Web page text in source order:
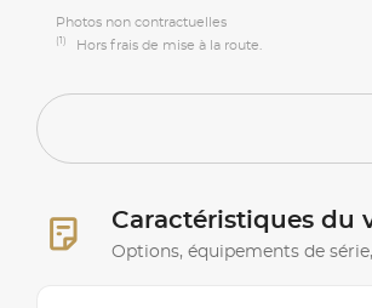
Photos non contractuelles
(1) Hors frais de mise à la route.
Caractéristiques du
Options, équipements de